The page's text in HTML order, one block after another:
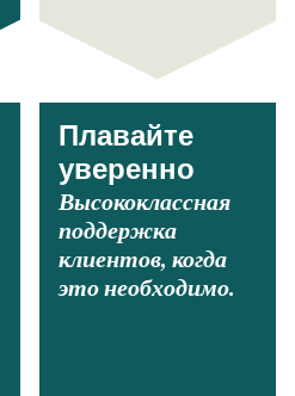
Плавайте
уверенно
Высококлассная
поддержка
клиентов, когда
это необходимо.